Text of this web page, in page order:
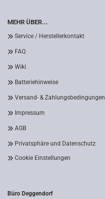
MEHR ÜBER...
Service / Herstellerkontakt
FAQ
Wiki
Batteriehinweise
Versand- & Zahlungsbedingungen
Impressum
AGB
Privatsphäre und Datenschutz
Cookie Einstellungen
Büro Deggendorf